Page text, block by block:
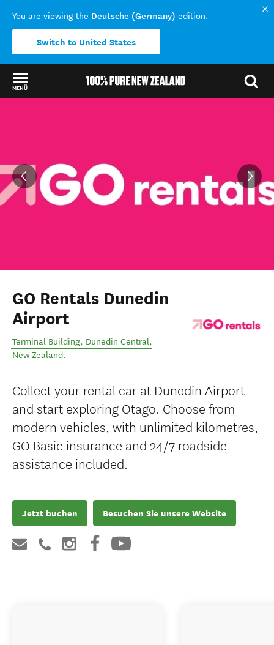
You are viewing the Deutsche (Germany) edition.
Switch to United States
MENÜ
GO Rentals Dunedin
Airport
Terminal Building, Dunedin Central,
New Zealand.
Collect your rental car at Dunedin Airport
and start exploring Otago. Choose from
modern vehicles, with unlimited kilometres,
GO Basic insurance and 24/7 roadside
assistance included.
Jetzt buchen Besuchen Sie unsere Website